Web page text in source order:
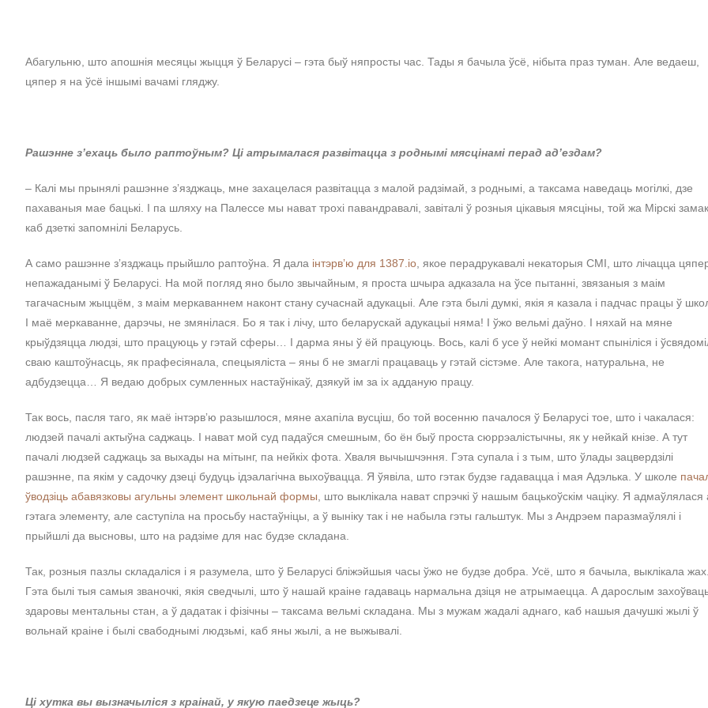
Абагульню, што апошнія месяцы жыцця ў Беларусі – гэта быў няпросты час. Тады я бачыла ўсё, нібыта праз туман. Але ведаеш,
цяпер я на ўсё іншымі вачамі гляджу.
Рашэнне з’ехаць было раптоўным? Ці атрымалася развітацца з роднымі мясцінамі перад ад’ездам?
– Калі мы прынялі рашэнне зʼязджаць, мне захацелася развітацца з малой радзімай, з роднымі, а таксама наведаць могілкі, дзе
пахаваныя мае бацькі. І па шляху на Палессе мы нават трохі павандравалі, завіталі ў розныя цікавыя мясціны, той жа Мірскі замак,
каб дзеткі запомнілі Беларусь.
А само рашэнне зʼязджаць прыйшло раптоўна. Я дала інтэрвʼю для 1387.io , якое перадрукавалі некаторыя СМІ, што лічацца
непажаданымі ў Беларусі. На мой погляд яно было звычайным, я проста шчыра адказала на ўсе пытанні, звязаныя з маім
тагачасным жыццём, з маім меркаваннем наконт стану сучаснай адукацыі. Але гэта былі думкі, якія я казала і падчас працы ў
І маё меркаванне, дарэчы, не змянілася. Бо я так і лічу, што беларускай адукацыі няма! І ўжо вельмі даўно. І няхай на мяне
крыўдзяцца людзі, што працуюць у гэтай сферы… І дарма яны ў ёй працуюць. Вось, калі б усе ў нейкі момант спыніліся і
сваю каштоўнасць, як прафесіянала, спецыяліста – яны б не змаглі працаваць у гэтай сістэме. Але такога, натуральна, не
адбудзецца… Я ведаю добрых сумленных настаўнікаў, дзякуй ім за іх адданую працу.
Так вось, пасля таго, як маё інтэрвʼю разышлося, мяне ахапіла вусціш, бо той восенню пачалося ў Беларусі тое, што і чакалася:
людзей пачалі актыўна саджаць. І нават мой суд падаўся смешным, бо ён быў проста сюррэалістычны, як у нейкай кнізе. А тут
пачалі людзей саджаць за выхады на мітынг, па нейкіх фота. Хваля вычышчэння. Гэта супала і з тым, што ўлады зацвердзілі
рашэнне, па якім у садочку дзеці будуць ідэалагічна выхоўвацца. Я ўявіла, што гэтак будзе гадавацца і мая Адэлька. У школе
ўводзіць абавязковы агульны элемент школьнай формы , што выклікала нават спрэчкі ў нашым бацькоўскім чаціку. Я адмаўлялася
гэтага элементу, але саступіла на просьбу настаўніцы, а ў выніку так і не набыла гэты гальштук. Мы з Андрэем паразмаўлялі і
прыйшлі да высновы, што на радзіме для нас будзе складана.
Так, розныя пазлы складаліся і я разумела, што ў Беларусі бліжэйшыя часы ўжо не будзе добра. Усё, што я бачыла, выклікала жах.
Гэта былі тыя самыя званочкі, якія сведчылі, што ў нашай краіне гадаваць нармальна дзіця не атрымаецца. А дарослым
здаровы ментальны стан, а ў дадатак і фізічны – таксама вельмі складана. Мы з мужам жадалі аднаго, каб нашыя дачушкі жылі ў
вольнай краіне і былі свабоднымі людзьмі, каб яны жылі, а не выжывалі.
Ці хутка вы вызначыліся з краінай, у якую паедзеце жыць?